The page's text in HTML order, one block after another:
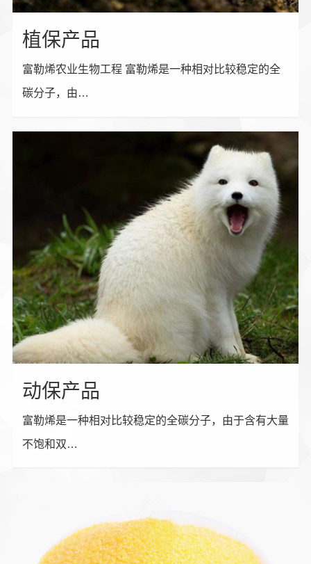
植保产品
富勒烯农业生物工程 富勒烯是一种相对比较稳定的全
碳分子，由…
动保产品
富勒烯是一种相对比较稳定的全碳分子，由于含有大量
不饱和双…